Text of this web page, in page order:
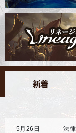
5月26日 法